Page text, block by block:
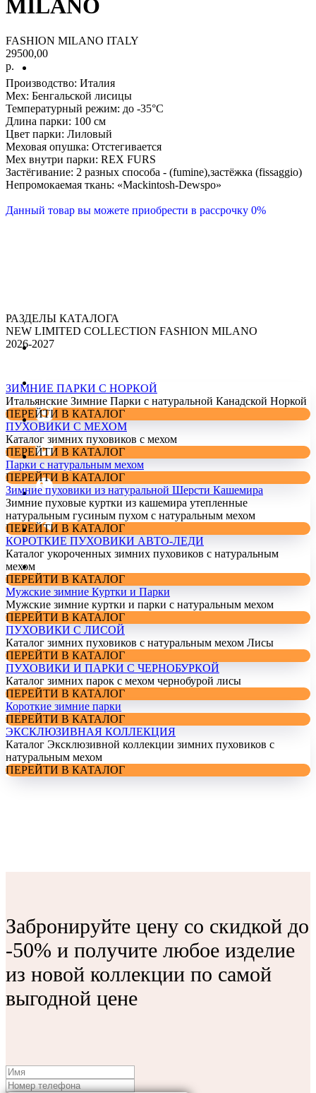
MILANO
FASHION MILANO ITALY
29500,00
р.
Производство: Италия
Мех: Бенгальской лисицы
Температурный режим: до -35°С
Длина парки: 100 см
Цвет парки: Лиловый
Меховая опушка: Отстегивается
Мех внутри парки: REX FURS
Застёгивание: 2 разных способа - (fumine),застёжка (fissaggio)
Непромокаемая ткань: «Mackintosh-Dewspo»
Данный товар вы можете приобрести в рассрочку 0%
РАЗДЕЛЫ КАТАЛОГА
NEW LIMITED COLLECTION FASHION MILANO
2026-2027
ЗИМНИЕ ПАРКИ С НОРКОЙ
Итальянские Зимние Парки с натуральной Канадской Норкой
ПЕРЕЙТИ В КАТАЛОГ
ПУХОВИКИ С МЕХОМ
Каталог зимних пуховиков с мехом
ПЕРЕЙТИ В КАТАЛОГ
Парки с натуральным мехом
ПЕРЕЙТИ В КАТАЛОГ
Зимние пуховики из натуральной Шерсти Кашемира
Зимние пуховые куртки из кашемира утепленные
натуральным гусиным пухом с натуральным мехом
ПЕРЕЙТИ В КАТАЛОГ
КОРОТКИЕ ПУХОВИКИ АВТО-ЛЕДИ
Каталог укороченных зимних пуховиков с натуральным
мехом
ПЕРЕЙТИ В КАТАЛОГ
Мужские зимние Куртки и Парки
Мужские зимние куртки и парки с натуральным мехом
ПЕРЕЙТИ В КАТАЛОГ
ПУХОВИКИ С ЛИСОЙ
Каталог зимних пуховиков с натуральным мехом Лисы
ПЕРЕЙТИ В КАТАЛОГ
ПУХОВИКИ И ПАРКИ С ЧЕРНОБУРКОЙ
Каталог зимних парок с мехом чернобурой лисы
ПЕРЕЙТИ В КАТАЛОГ
Короткие зимние парки
ПЕРЕЙТИ В КАТАЛОГ
ЭКСКЛЮЗИВНАЯ КОЛЛЕКЦИЯ
Каталог Эксклюзивной коллекции зимних пуховиков с
натуральным мехом
ПЕРЕЙТИ В КАТАЛОГ
Забронируйте цену со скидкой до
-50% и получите любое изделие
из новой коллекции по самой
выгодной цене